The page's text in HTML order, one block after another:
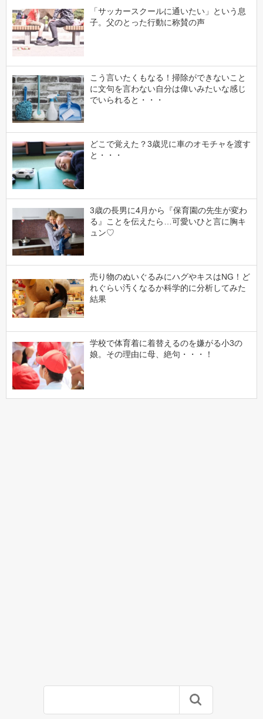
「サッカースクールに通いたい」という息
子。父のとった行動に称賛の声
こう言いたくもなる！掃除ができないこと
に文句を言わない自分は偉いみたいな感じ
でいられると・・・
どこで覚えた？3歳児に車のオモチャを渡す
と・・・
3歳の長男に4月から『保育園の先生が変わ
る』ことを伝えたら…可愛いひと言に胸キ
ュン♡
売り物のぬいぐるみにハグやキスはNG！ど
れぐらい汚くなるか科学的に分析してみた
結果
学校で体育着に着替えるのを嫌がる小3の
娘。その理由に母、絶句・・・！